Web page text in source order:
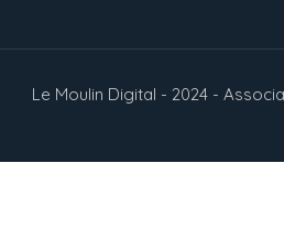
Le Moulin Digital - 2024 -